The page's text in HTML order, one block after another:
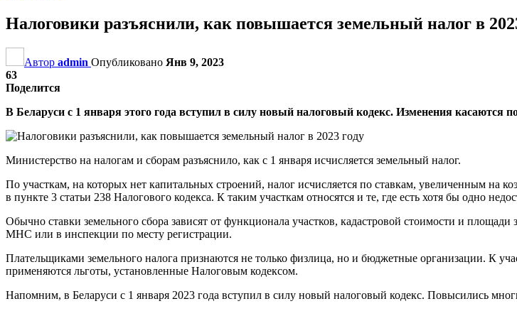
Налоговики разъяснили, как повышается земельный налог в
Автор admin Опубликовано Янв 9, 2023
63
Поделится
В Беларуси с 1 января этого года вступил в силу новый налоговый кодекс. Изменения касаются
Министерство на налогам и сборам разъяснило, как с 1 января исчисляется земельный налог.
По участкам, на которых нет капитальных строений, налог исчисляется по ставкам, увеличенным на
в пункте 3 статьи 238 Налогового кодекса. К таким участкам относятся и те, где есть хотя бы одно
Обычно ставки земельного сбора зависят от функционала участков, кадастровой стоимости и
МНС или в инспекции по месту регистрации.
Плательщиками земельного налога признаются не только физлица, но и бюджетные организации. К
применяются льготы, установленные Налоговым кодексом.
Напомним, в Беларуси с 1 января 2023 года вступил в силу новый налоговый кодекс. Повысились